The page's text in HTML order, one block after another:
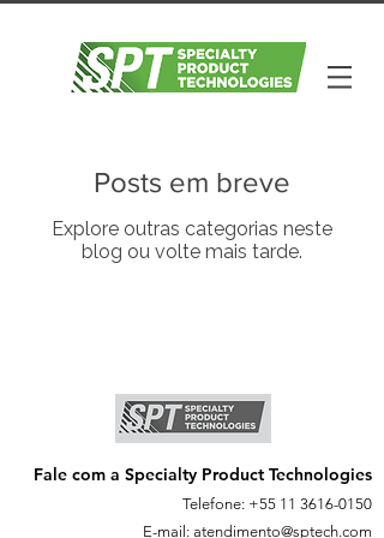
Posts em breve
Explore outras categorias neste
blog ou volte mais tarde.
Fale com a Specialty Product Technologies
Telefone: +55 11 3616-0150
E-mail: atendimento@sptech.com